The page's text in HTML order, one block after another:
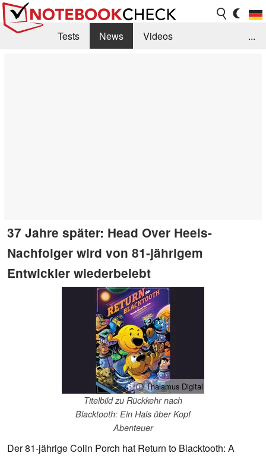
Tests News
Videos
...
37 Jahre später: Head Over Heels-
Nachfolger wird von 81-jährigem
Entwickler wiederbelebt
ⓘ Thalamus Digital
Titelbild zu Rückkehr nach
Blacktooth: Ein Hals über Kopf
Abenteuer
Der 81-jährige Colin Porch hat Return to Blacktooth: A